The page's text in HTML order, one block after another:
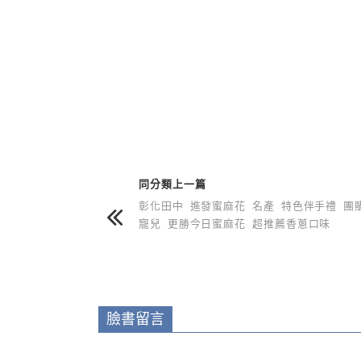
同分類上一篇
彰化田中 進發蜜麻花 名產 特色伴手禮 團
寵兒 更勝今日蜜麻花 超推薦香蔥口味
臉書留言